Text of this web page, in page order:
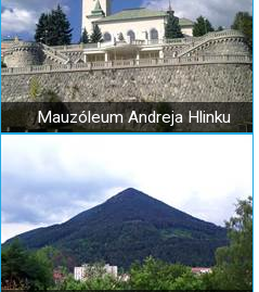
Mauzóleum Andreja Hlinku